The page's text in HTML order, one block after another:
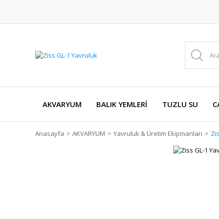
AKVARYUM BALIK YEMLERİ TUZLU SU
Anasayfa AKVARYUM Yavruluk & Üretim Ekipmanları